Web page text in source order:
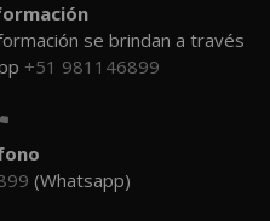
se brindan a través
+51 981146899
(Whatsapp)